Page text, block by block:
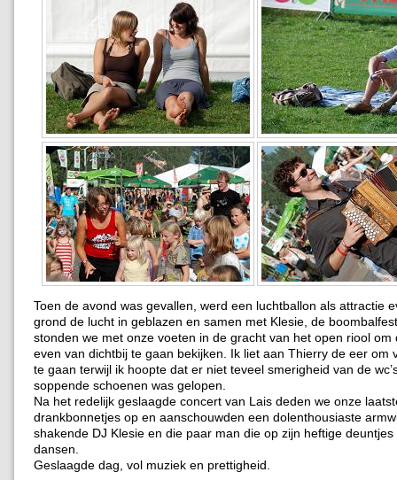
Toen de avond was gevallen, werd een luchtballon als attractie
grond de lucht in geblazen en samen met Klesie, de
stonden we met onze voeten in de gracht van het open riool om
even van dichtbij te gaan bekijken. Ik liet aan Thierry de eer om
te gaan terwijl ik hoopte dat er niet teveel smerigheid van de
soppende schoenen was gelopen.
Na het redelijk geslaagde concert van Lais deden we onze
drankbonnetjes op en aanschouwden een dolenthousiaste
shakende DJ Klesie en die paar man die op zijn heftige deuntjes
dansen.
Geslaagde dag, vol muziek en prettigheid.